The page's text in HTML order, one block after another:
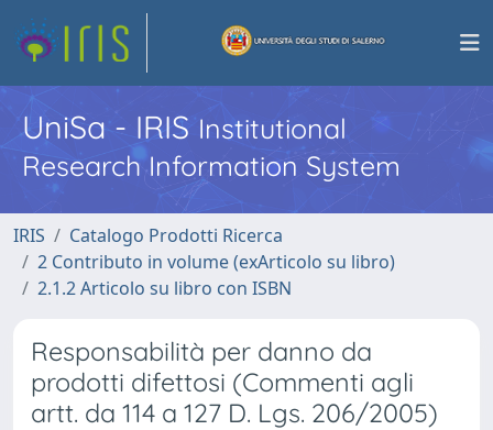
UniSa - IRISInstitutional
Research Information System
IRIS
Catalogo Prodotti Ricerca
2 Contributo in volume (exArticolo su libro)
2.1.2 Articolo su libro con ISBN
Responsabilità per danno da
prodotti difettosi (Commenti agli
artt. da 114 a 127 D. Lgs. 206/2005)